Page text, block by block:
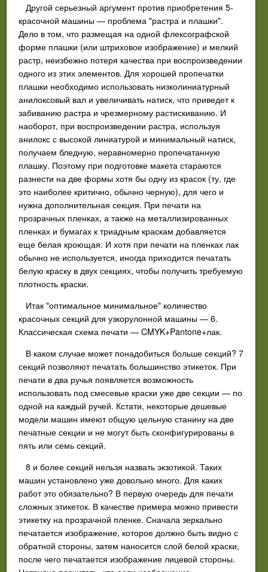
Другой серьезный аргумент против приобретения 5-
красочной машины — проблема "растра и плашки".
Дело в том, что размещая на одной флексографской
форме плашки (или штриховое изображение) и мелкий
растр, неизбежно потеря качества при воспроизведении
одного из этих элементов. Для хорошей пропечатки
плашки необходимо использовать низколиниатурный
анилоксовый вал и увеличивать натиск, что приведет к
забиванию растра и чрезмерному растискиванию. И
наоборот, при воспроизведении растра, используя
анилокс с высокой линиатурой и минимальный натиск,
получаем бледную, неравномерно пропечатанную
плашку. Поэтому при подготовке макета стараются
разнести на две формы хотя бы одну из красок (ту, где
это наиболее критично, обычно черную), для чего и
нужна дополнительная секция. При печати на
прозрачных пленках, а также на металлизированных
пленках и бумагах к триадным краскам добавляется
еще белая кроющая. И хотя при печати на пленках лак
обычно не используется, иногда приходится печатать
белую краску в двух секциях, чтобы получить требуемую
плотность краски.
Итак "оптимальное минимальное" количество
красочных секций для узкорулонной машины — 6.
Классическая схема печати — CMYK+Pantone+лак.
В каком случае может понадобиться больше секций? 7
секций позволяют печатать большинство этикеток. При
печати в два ручья появляется возможность
использовать под смесевые краски уже две секции — по
одной на каждый ручей. Кстати, некоторые дешевые
модели машин имеют общую цельную станину на две
печатные секции и не могут быть сконфигурированы в
пять или семь секций.
8 и более секций нельзя назвать экзотикой. Таких
машин установлено уже довольно много. Для каких
работ это обязательно? В первую очередь для печати
сложных этикеток. В качестве примера можно привести
этикетку на прозрачной пленке. Сначала зеркально
печатается изображение, которое должно быть видно с
обратной стороны, затем наносится слой белой краски,
после чего печатается изображение лицевой стороны.